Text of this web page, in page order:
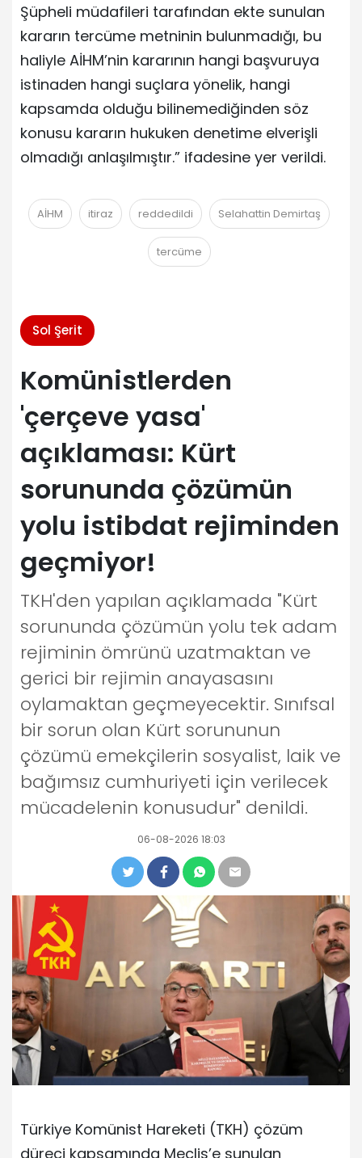
Şüpheli müdafileri tarafından ekte sunulan
kararın tercüme metninin bulunmadığı, bu
haliyle AİHM’nin kararının hangi başvuruya
istinaden hangi suçlara yönelik, hangi
kapsamda olduğu bilinemediğinden söz
konusu kararın hukuken denetime elverişli
olmadığı anlaşılmıştır.” ifadesine yer verildi.
AİHM itiraz reddedildi Selahattin Demirtaş
tercüme
Sol Şerit
Komünistlerden
'çerçeve yasa'
açıklaması: Kürt
sorununda çözümün
yolu istibdat rejiminden
geçmiyor!
TKH'den yapılan açıklamada "Kürt
sorununda çözümün yolu tek adam
rejiminin ömrünü uzatmaktan ve
gerici bir rejimin anayasasını
oylamaktan geçmeyecektir. Sınıfsal
bir sorun olan Kürt sorununun
çözümü emekçilerin sosyalist, laik ve
bağımsız cumhuriyeti için verilecek
mücadelenin konusudur" denildi.
06-08-2026 18:03
Türkiye Komünist Hareketi (TKH) çözüm
düreci kapsamında Meclis’e sunulan